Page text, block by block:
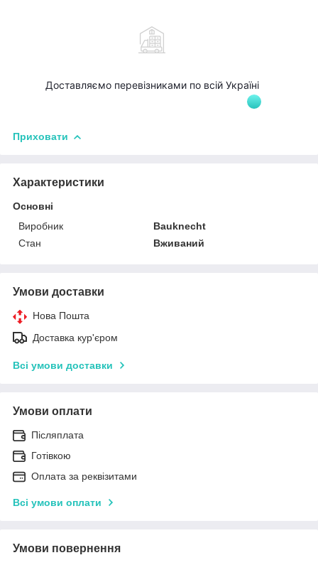
Доставляємо перевізниками по всій Україні
Приховати
Характеристики
Основні
Виробник
Bauknecht
Стан
Вживаний
Умови доставки
Нова Пошта
Доставка кур'єром
Всі умови доставки
Умови оплати
Післяплата
Готівкою
Оплата за реквізитами
Всі умови оплати
Умови повернення